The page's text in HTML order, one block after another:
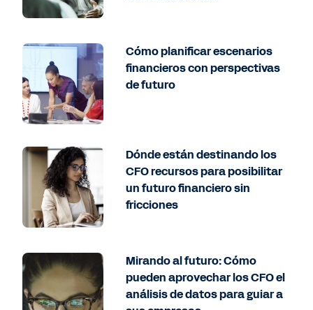
Cómo planificar escenarios
financieros con perspectivas
de futuro
Dónde están destinando los
CFO recursos para posibilitar
un futuro financiero sin
fricciones
Mirando al futuro: Cómo
pueden aprovechar los CFO el
análisis de datos para guiar a